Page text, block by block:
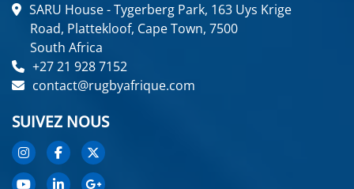
SARU House - Tygerberg Park, 163 Uys Krige
Road, Plattekloof, Cape Town, 7500
South Africa
+27 21 928 7152
contact@rugbyafrique.com
SUIVEZ NOUS